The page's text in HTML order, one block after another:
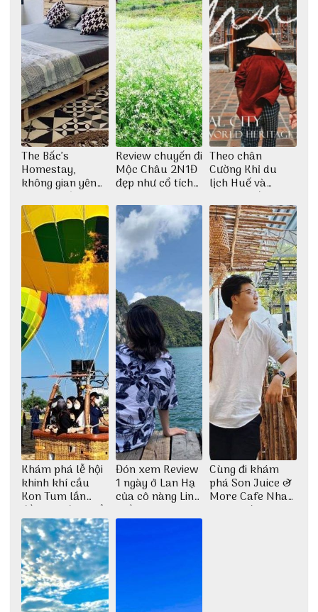
The Bấc’s
Homestay,
không gian yên
bình tại Hòn Sơn
Review chuyến đi
Mộc Châu 2N1Đ
đẹp như cổ tích
Thu Hà
Theo chân
Cường Khỉ du
lịch Huế và
check-in đúng
những góc chụp
đẹp
Khám phá lễ hội
khinh khí cầu
Kon Tum lần
đầu tiên được tổ
chức
Đón xem Review
1 ngày ở Lan Hạ
của cô nàng Linh
Trần
Cùng đi khám
phá Son Juice &
More Cafe Nha
Trang với anh